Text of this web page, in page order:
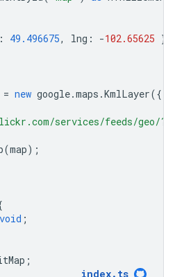
: 49.496675, lng : -102.65625 },
= new google.maps .KmlLayer({
services/feeds/geo/
(map);
void ;
;
index. ts